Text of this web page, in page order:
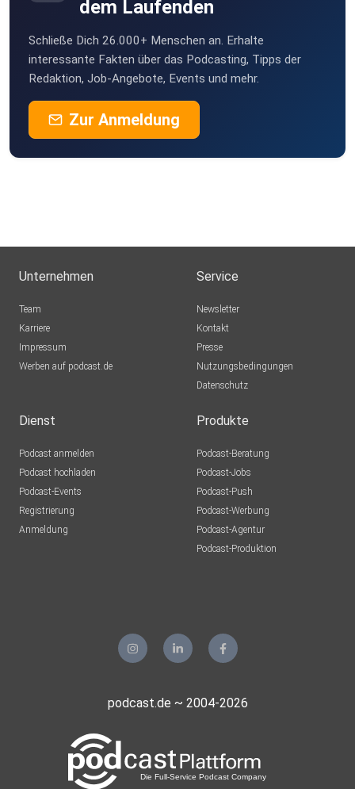
dem Laufenden
Schließe Dich 26.000+ Menschen an. Erhalte
interessante Fakten über das Podcasting, Tipps der
Redaktion, Job-Angebote, Events und mehr.
Zur Anmeldung
Unternehmen
Team
Karriere
Impressum
Werben auf podcast.de
Service
Newsletter
Kontakt
Presse
Nutzungsbedingungen
Datenschutz
Dienst
Podcast anmelden
Podcast hochladen
Podcast-Events
Registrierung
Anmeldung
Produkte
Podcast-Beratung
Podcast-Jobs
Podcast-Push
Podcast-Werbung
Podcast-Agentur
Podcast-Produktion
podcast.de ~ 2004-2026